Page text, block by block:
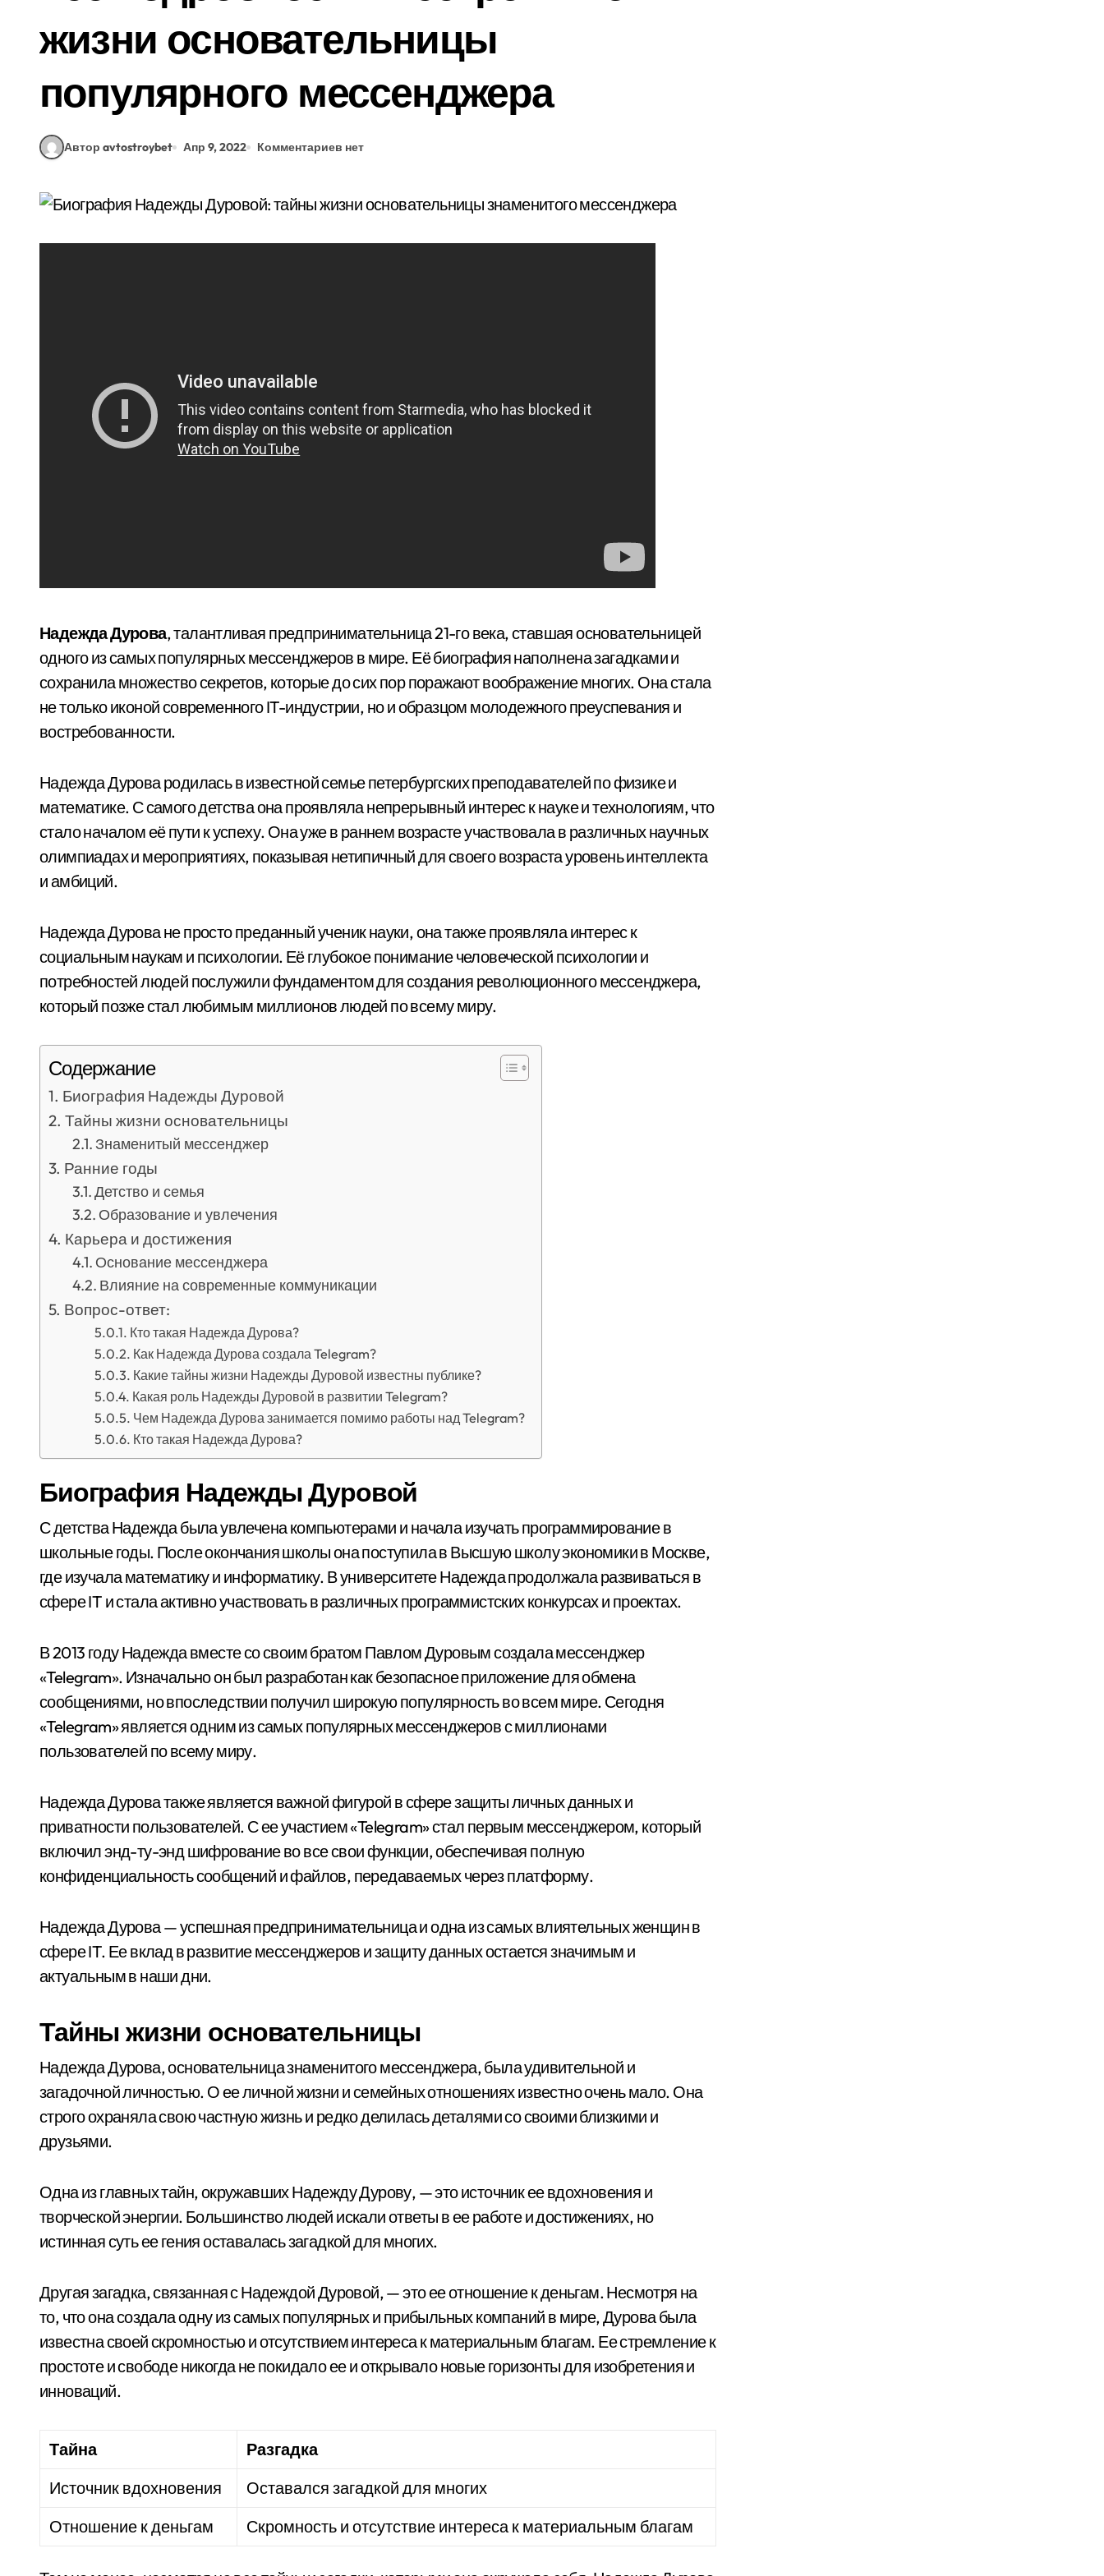
жизни основательницы
популярного мессенджера
Автор avtostroybet Апр 9, 2022 Комментариев нет
Надежда Дурова, талантливая предпринимательница 21-го века, ставшая основательницей
одного из самых популярных мессенджеров в мире. Её биография наполнена загадками и
сохранила множество секретов, которые до сих пор поражают воображение многих. Она стала
не только иконой современного IT-индустрии, но и образцом молодежного преуспевания и
востребованности.
Надежда Дурова родилась в известной семье петербургских преподавателей по физике и
математике. С самого детства она проявляла непрерывный интерес к науке и технологиям, что
стало началом её пути к успеху. Она уже в раннем возрасте участвовала в различных научных
олимпиадах и мероприятиях, показывая нетипичный для своего возраста уровень интеллекта
и амбиций.
Надежда Дурова не просто преданный ученик науки, она также проявляла интерес к
социальным наукам и психологии. Её глубокое понимание человеческой психологии и
потребностей людей послужили фундаментом для создания революционного мессенджера,
который позже стал любимым миллионов людей по всему миру.
Содержание
Биография Надежды Дуровой
Тайны жизни основательницы
Знаменитый мессенджер
Ранние годы
Детство и семья
Образование и увлечения
Карьера и достижения
Основание мессенджера
Влияние на современные коммуникации
Вопрос-ответ:
Кто такая Надежда Дурова?
Как Надежда Дурова создала Telegram?
Какие тайны жизни Надежды Дуровой известны публике?
Какая роль Надежды Дуровой в развитии Telegram?
Чем Надежда Дурова занимается помимо работы над Telegram?
Кто такая Надежда Дурова?
Биография Надежды Дуровой
С детства Надежда была увлечена компьютерами и начала изучать программирование в
школьные годы. После окончания школы она поступила в Высшую школу экономики в Москве,
где изучала математику и информатику. В университете Надежда продолжала развиваться в
сфере IT и стала активно участвовать в различных программистских конкурсах и проектах.
В 2013 году Надежда вместе со своим братом Павлом Дуровым создала мессенджер
«Telegram». Изначально он был разработан как безопасное приложение для обмена
сообщениями, но впоследствии получил широкую популярность во всем мире. Сегодня
«Telegram» является одним из самых популярных мессенджеров с миллионами
пользователей по всему миру.
Надежда Дурова также является важной фигурой в сфере защиты личных данных и
приватности пользователей. С ее участием «Telegram» стал первым мессенджером, который
включил энд-ту-энд шифрование во все свои функции, обеспечивая полную
конфиденциальность сообщений и файлов, передаваемых через платформу.
Надежда Дурова — успешная предпринимательница и одна из самых влиятельных женщин в
сфере IT. Ее вклад в развитие мессенджеров и защиту данных остается значимым и
актуальным в наши дни.
Тайны жизни основательницы
Надежда Дурова, основательница знаменитого мессенджера, была удивительной и
загадочной личностью. О ее личной жизни и семейных отношениях известно очень мало. Она
строго охраняла свою частную жизнь и редко делилась деталями со своими близкими и
друзьями.
Одна из главных тайн, окружавших Надежду Дурову, — это источник ее вдохновения и
творческой энергии. Большинство людей искали ответы в ее работе и достижениях, но
истинная суть ее гения оставалась загадкой для многих.
Другая загадка, связанная с Надеждой Дуровой, — это ее отношение к деньгам. Несмотря на
то, что она создала одну из самых популярных и прибыльных компаний в мире, Дурова была
известна своей скромностью и отсутствием интереса к материальным благам. Ее стремление к
простоте и свободе никогда не покидало ее и открывало новые горизонты для изобретения и
инноваций.
Тайна
Разгадка
Источник вдохновения
Оставался загадкой для многих
Отношение к деньгам
Скромность и отсутствие интереса к материальным благам